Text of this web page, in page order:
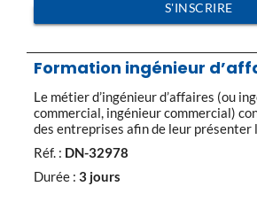
S'INSCRIRE
Formation ingénieur
Le métier d’ingénieur d’affaires (ou
commercial, ingénieur commercial)
des entreprises afin de leur présenter
leurs besoins. L’ingénieur d’affaires
sociétés à prospecter, contacter et
Réf. : DN-32978
Durée : 3 jours